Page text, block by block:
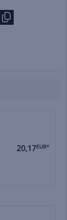
20,17EUR*